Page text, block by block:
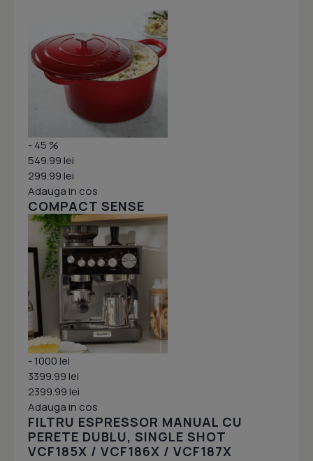
- 45 %
549.99 lei
299.99 lei
Adauga in cos
COMPACT SENSE
- 1000 lei
3399.99 lei
2399.99 lei
Adauga in cos
FILTRU ESPRESSOR MANUAL CU
PERETE DUBLU, SINGLE SHOT
VCF185X / VCF186X / VCF187X